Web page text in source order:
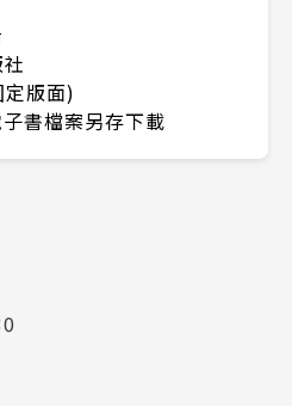
版面)
書檔案另存下載